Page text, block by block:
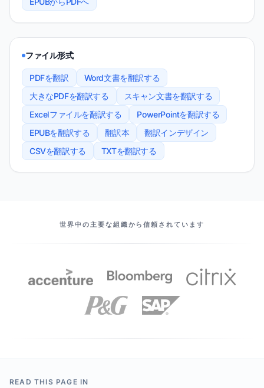
ファイル形式
PDFを翻訳
Word文書を翻訳する
大きなPDFを翻訳する
スキャン文書を翻訳する
Excelファイルを翻訳する
PowerPointを翻訳する
EPUBを翻訳する
翻訳本
翻訳インデザイン
CSVを翻訳する
TXTを翻訳する
当社のパートナー世界中の主要な組織から信頼されています
READ THIS PAGE IN